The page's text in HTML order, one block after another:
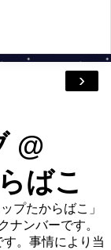
›
@
ばこ
プたからばこ」
ナンバーです。
。事情により当